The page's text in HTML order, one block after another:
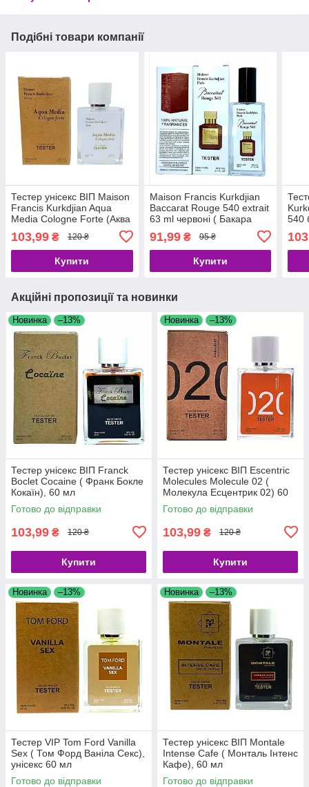
Подібні товари компанії
Тестер унісекс ВІП Maison
Francis Kurkdjian Aqua
Media Cologne Forte (Аква
103,99 ₴ 120 ₴
Купити
Maison Francis Kurkdjian
Baccarat Rouge 540 extrait
63 ml червоні ( Бакара
91,99₴ 95 ₴
Купити
540
Акційні пропозиції та новинки
Новинка –13%
Тестер унісекс ВІП Franck
Boclet Cocaine ( Франк Бокле
Кокаїн), 60 мл
Готово до відправки
103,99 ₴ 120 ₴
Купити
Новинка –13%
Тестер унісекс ВІП Escentric
Molecules Molecule 02 (
Молекула Есцентрик 02) 60
мл
Готово до відправки
103,99 ₴ 120 ₴
Купити
Новинка –13%
Тестер VIP Tom Ford Vanilla
Sex ( Том Форд Ваніла Секс),
унісекс 60 мл
Готово до відправки
Новинка –13%
Тестер унісекс ВІП Montale
Intense Cafe ( Монталь Інтенс
Кафе), 60 мл
Готово до відправки